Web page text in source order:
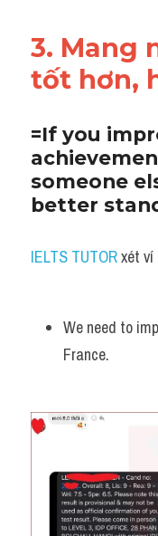
3. Mang
tốt hơn,
=If you
someone
better
IELTS TUTOR xét ví
We need to
France.